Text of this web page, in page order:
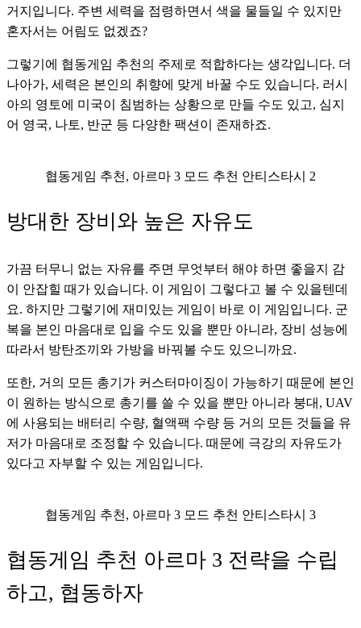
거지입니다. 주변 세력을 점령하면서 색을 물들일 수 있지만
혼자서는 어림도 없겠죠?
그렇기에 협동게임 추천의 주제로 적합하다는 생각입니다. 더
나아가, 세력은 본인의 취향에 맞게 바꿀 수도 있습니다. 러시
아의 영토에 미국이 침범하는 상황으로 만들 수도 있고, 심지
어 영국, 나토, 반군 등 다양한 팩션이 존재하죠.
협동게임 추천, 아르마 3 모드 추천 안티스타시 2
방대한 장비와 높은 자유도
가끔 터무니 없는 자유를 주면 무엇부터 해야 하면 좋을지 감
이 안잡힐 때가 있습니다. 이 게임이 그렇다고 볼 수 있을텐데
요. 하지만 그렇기에 재미있는 게임이 바로 이 게임입니다. 군
복을 본인 마음대로 입을 수도 있을 뿐만 아니라, 장비 성능에
따라서 방탄조끼와 가방을 바꿔볼 수도 있으니까요.
또한, 거의 모든 총기가 커스터마이징이 가능하기 때문에 본인
이 원하는 방식으로 총기를 쓸 수 있을 뿐만 아니라 붕대, UAV
에 사용되는 배터리 수량, 혈액팩 수량 등 거의 모든 것들을 유
저가 마음대로 조정할 수 있습니다. 때문에 극강의 자유도가
있다고 자부할 수 있는 게임입니다.
협동게임 추천, 아르마 3 모드 추천 안티스타시 3
협동게임 추천 아르마 3 전략을 수립
하고, 협동하자